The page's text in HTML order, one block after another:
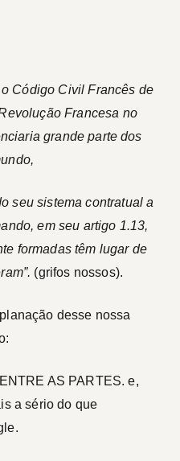
Código Civil Francês de
Francesa no
grande parte dos
seu sistema contratual a
em seu artigo 1.13,
formadas têm lugar de
(grifos nossos).
desse nossa
AS PARTES. e,
a sério do que